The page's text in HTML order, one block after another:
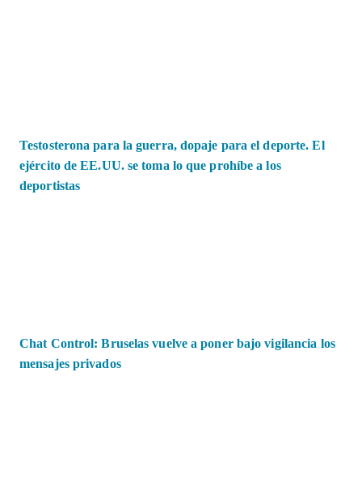
Testosterona para la guerra, dopaje para el deporte. El
ejército de EE.UU. se toma lo que prohíbe a los
deportistas
Chat Control: Bruselas vuelve a poner bajo vigilancia los
mensajes privados